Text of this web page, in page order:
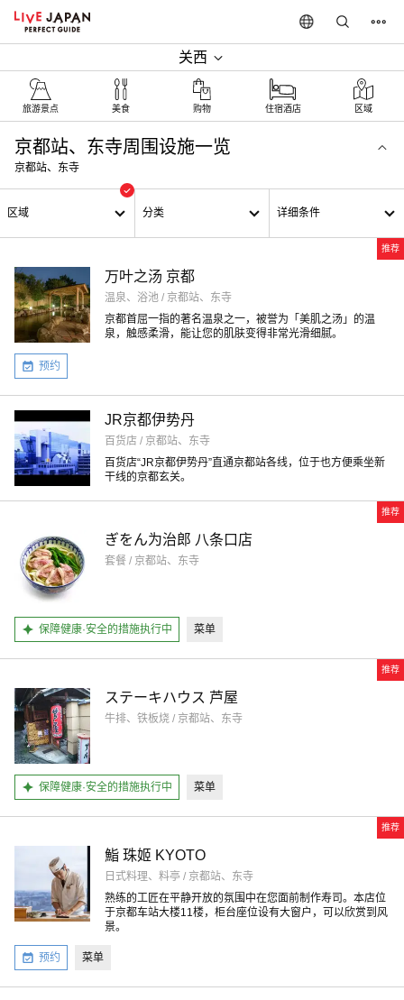
关西
旅游景点 美食 购物 住宿酒店 区域
京都站、东寺周围设施一览
京都站、东寺
区域 分类 详细条件
推荐
万叶之汤 京都
温泉、浴池 / 京都站、东寺
京都首屈一指的著名温泉之一，被誉为「美肌之汤」的温
泉，触感柔滑，能让您的肌肤变得非常光滑细腻。
预约
JR京都伊势丹
百货店 / 京都站、东寺
百货店“JR京都伊势丹”直通京都站各线，位于也方便乘坐新
干线的京都玄关。
推荐
ぎをん为治郎 八条口店
套餐 / 京都站、东寺
保障健康·安全的措施执行中 菜单
推荐
ステーキハウス 芦屋
牛排、铁板烧 / 京都站、东寺
保障健康·安全的措施执行中 菜单
推荐
鮨 珠姬 KYOTO
日式料理、料亭 / 京都站、东寺
熟练的工匠在平静开放的氛围中在您面前制作寿司。本店位
于京都车站大楼11楼，柜台座位设有大窗户，可以欣赏到风
景。
预约 菜单